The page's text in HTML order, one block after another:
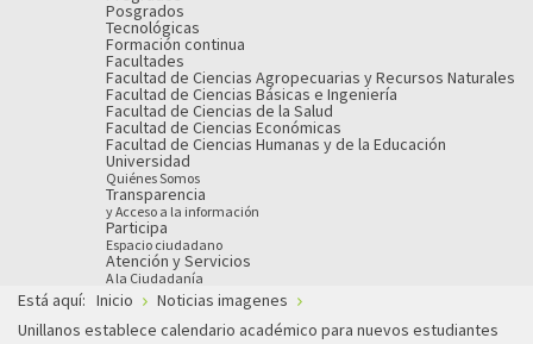
Posgrados
Tecnológicas
Formación continua
Facultades
Facultad de Ciencias Agropecuarias y Recursos Naturales
Facultad de Ciencias Básicas e Ingeniería
Facultad de Ciencias de la Salud
Facultad de Ciencias Económicas
Facultad de Ciencias Humanas y de la Educación
Universidad
Quiénes Somos
Transparencia
y Acceso a la información
Participa
Espacio ciudadano
Atención y Servicios
A la Ciudadanía
Está aquí: Inicio
Noticias imagenes
Unillanos establece calendario académico para nuevos estudiantes